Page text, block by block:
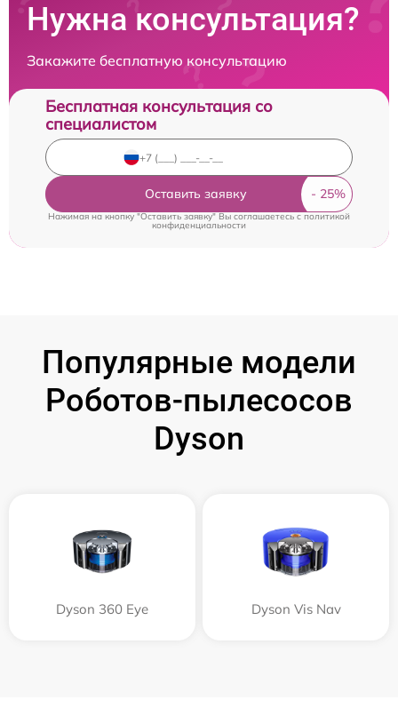
Нужна консультация?
Закажите бесплатную консультацию
Бесплатная консультация со
специалистом
Оставить заявку
Нажимая на кнопку "Оставить заявку" Вы соглашаетесь cполитикой
конфиденциальности
Популярные модели
Роботов-пылесосов
Dyson
Dyson 360 Eye Dyson Vis Nav